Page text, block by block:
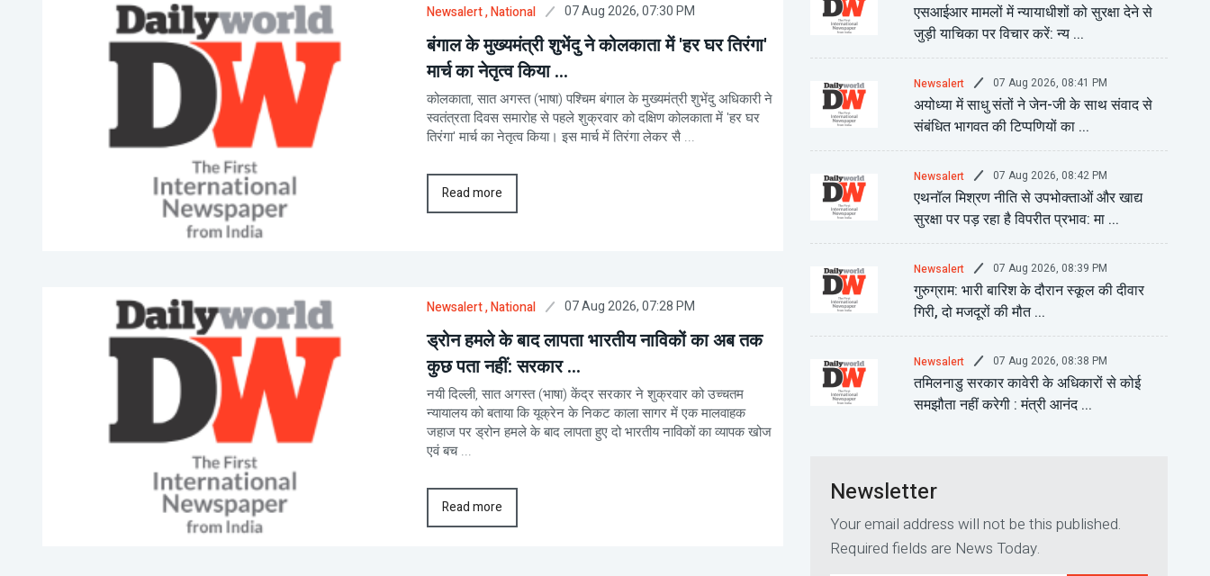
Newsalert, National 07 Aug 2026, 07:30 PM
बंगाल के मुख्यमंत्री शुभेंदु ने कोलकाता में 'हर घर तिरंगा'
मार्च का नेतृत्व किया ...
कोलकाता, सात अगस्त (भाषा) पश्चिम बंगाल के मुख्यमंत्री शुभेंदु अधिकारी ने
स्वतंत्रता दिवस समारोह से पहले शुक्रवार को दक्षिण कोलकाता में 'हर घर
तिरंगा' मार्च का नेतृत्व किया। इस मार्च में तिरंगा लेकर सै ...
Read more
Newsalert, National 07 Aug 2026, 07:28 PM
ड्रोन हमले के बाद लापता भारतीय नाविकों का अब तक
कुछ पता नहीं: सरकार ...
नयी दिल्ली, सात अगस्त (भाषा) केंद्र सरकार ने शुक्रवार को उच्चतम
न्यायालय को बताया कि यूक्रेन के निकट काला सागर में एक मालवाहक
जहाज पर ड्रोन हमले के बाद लापता हुए दो भारतीय नाविकों का व्यापक खोज
एवं बच ...
Read more
एसआईआर मामलों में न्यायाधीशों को सुरक्षा देने से
जुड़ी याचिका पर विचार करें: न्य ...
Newsalert 07 Aug 2026, 08:41 PM
अयोध्या में साधु संतों ने जेन-जी के साथ संवाद से
संबंधित भागवत की टिप्पणियों का ...
Newsalert 07 Aug 2026, 08:42 PM
एथनॉल मिश्रण नीति से उपभोक्ताओं और खाद्य
सुरक्षा पर पड़ रहा है विपरीत प्रभाव: मा ...
Newsalert 07 Aug 2026, 08:39 PM
गुरुग्राम: भारी बारिश के दौरान स्कूल की दीवार
गिरी, दो मजदूरों की मौत ...
Newsalert 07 Aug 2026, 08:38 PM
तमिलनाडु सरकार कावेरी के अधिकारों से कोई
समझौता नहीं करेगी : मंत्री आनंद ...
Newsletter
Your email address will not be this published.
Required fields are News Today.